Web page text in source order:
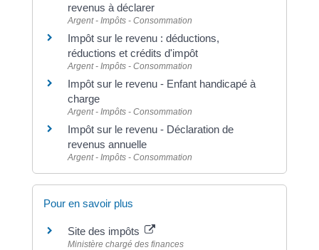
revenus à déclarer
Argent - Impôts - Consommation
Impôt sur le revenu : déductions,
réductions et crédits d'impôt
Argent - Impôts - Consommation
Impôt sur le revenu - Enfant handicapé à
charge
Argent - Impôts - Consommation
Impôt sur le revenu - Déclaration de
revenus annuelle
Argent - Impôts - Consommation
Pour en savoir plus
Site des impôts
Ministère chargé des finances